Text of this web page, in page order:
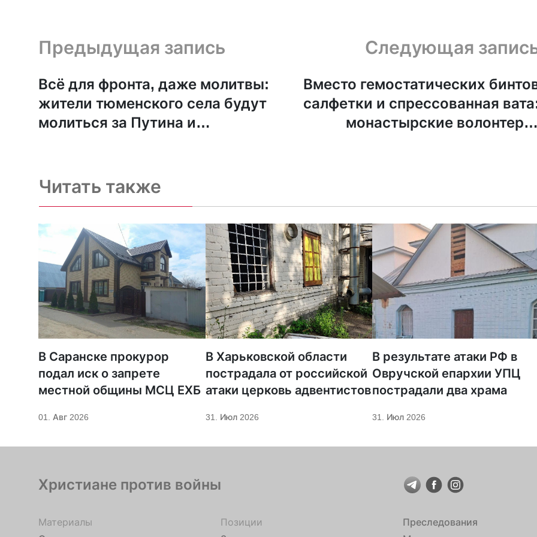
Предыдущая запись и следующая запись
Предыдущая запись
Всё для фронта, даже молитвы:
жители тюменского села будут
молиться за Путина и
Следующая
Вместо гемостатических
салфетки и спрессованная
монастырские волонтеры,
Читать также
В Саранске прокурор
подал иск о запрете
местной общины МСЦ ЕХБ
01. Авг 2026
В Харьковской области
пострадала от российской
атаки церковь адвентистов
31. Июл 2026
В результате атаки РФ в
Овручской епархии УПЦ
пострадали два храма
31. Июл 2026
Христиане против войны
Материалы
Позиции
Преследования